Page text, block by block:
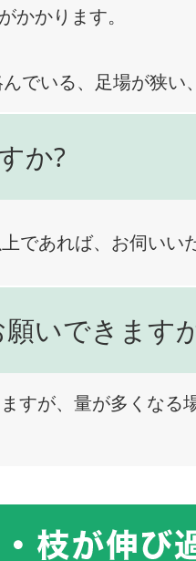
かかります。
でいる、足場が狭い
か?
であれば、お伺いい
いできます
すが、量が多くな